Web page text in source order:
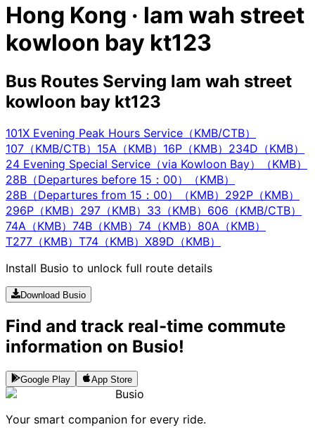
Hong Kong · lam wah street
kowloon bay kt123
Bus Routes Serving lam wah street
kowloon bay kt123
101X Evening Peak Hours Service（KMB/CTB）
107（KMB/CTB） 15A（KMB） 16P（KMB） 234D（KMB）
24 Evening Special Service（via Kowloon Bay）（KMB）
28B（Departures before 15：00）（KMB）
28B（Departures from 15：00）（KMB） 292P（KMB）
296P（KMB） 297（KMB） 33（KMB） 606（KMB/CTB）
74A（KMB） 74B（KMB） 74（KMB） 80A（KMB）
T277（KMB） T74（KMB） X89D（KMB）
Install Busio to unlock full route details
Download Busio
Find and track real-time commute
information on Busio!
Google Play App Store
Busio
Your smart companion for every ride.